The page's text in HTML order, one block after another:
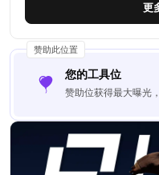
更
赞助此位置
您的工具位
赞助位获得最大曝光